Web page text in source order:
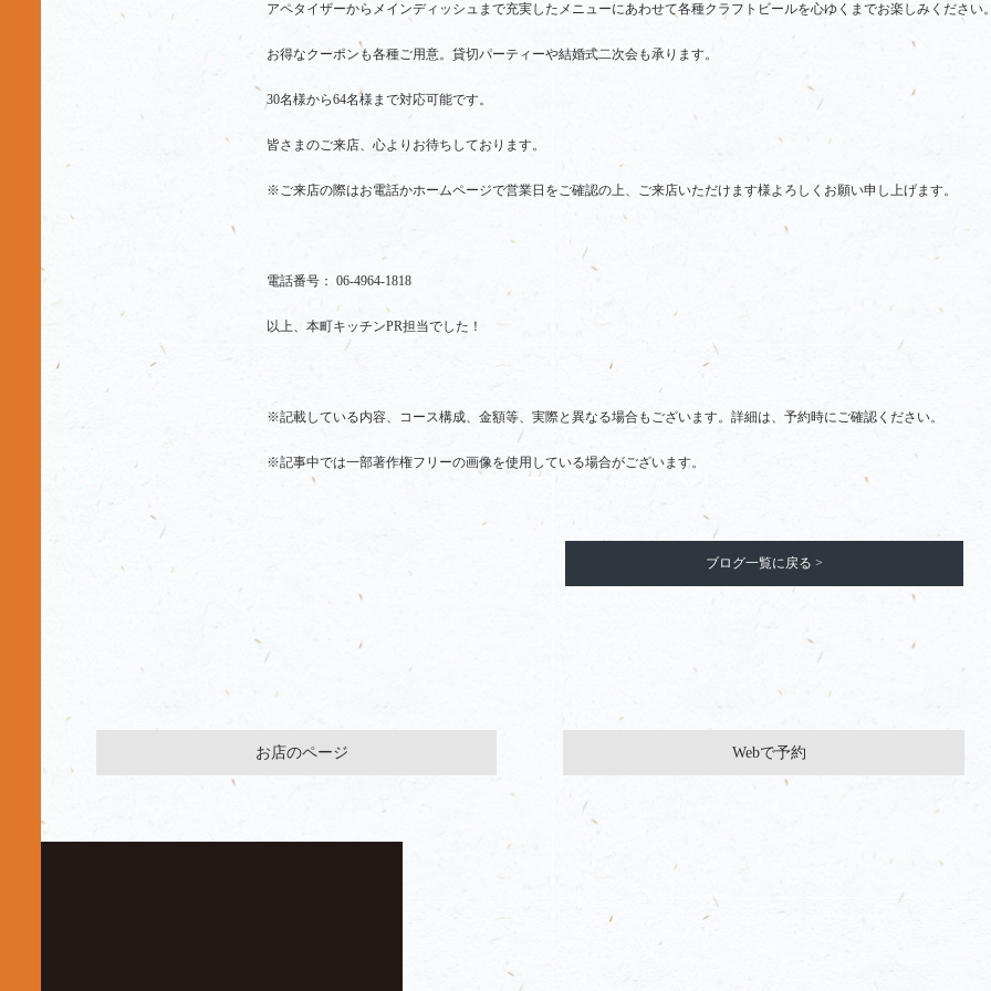
アペタイザーからメインディッシュまで充実したメニューにあわせて各種クラフトビールを心ゆくまでお楽しみください
お得なクーポンも各種ご用意。貸切パーティーや結婚式二次会も承ります。
30名様から64名様まで対応可能です。
皆さまのご来店、心よりお待ちしております。
※ご来店の際はお電話かホームページで営業日をご確認の上、ご来店いただけます様よろしくお願い申し上げます。
電話番号： 06-4964-1818
以上、本町キッチンPR担当でした！
※記載している内容、コース構成、金額等、実際と異なる場合もございます。詳細は、予約時にご確認ください。
※記事中では一部著作権フリーの画像を使用している場合がございます。
ブログ一覧に戻る >
お店のページ Webで予約